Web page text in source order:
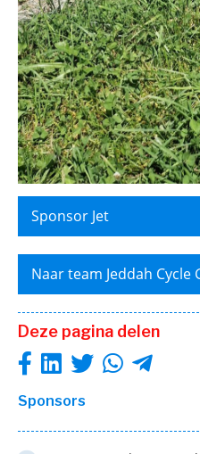
Sponsor Jet
Naar team Jeddah Cycle
Deze pagina delen
Sponsors